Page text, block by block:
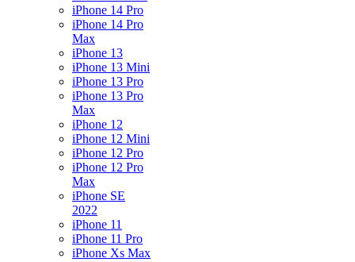
iPhone 14 Pro
iPhone 14 Pro
Max
iPhone 13
iPhone 13 Mini
iPhone 13 Pro
iPhone 13 Pro
Max
iPhone 12
iPhone 12 Mini
iPhone 12 Pro
iPhone 12 Pro
Max
iPhone SE
2022
iPhone 11
iPhone 11 Pro
iPhone Xs Max